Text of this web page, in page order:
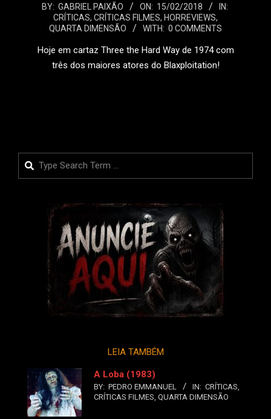
2018-
BY: GABRIEL PAIXÃO ON: 15/02/2018
IN:
CRÍTICAS, CRÍTICAS FILMES, HORREVIEWS,
QUARTA DIMENSÃO
WITH: 0 COMMENTS
Hoje em cartaz Three the Hard Way de 1974 com
três dos maiores atores do Blaxploitation!
Search
LEIA TAMBÉM
A Loba (1983)
BY: PEDRO EMMANUEL IN: CRÍTICAS,
CRÍTICAS FILMES, QUARTA DIMENSÃO